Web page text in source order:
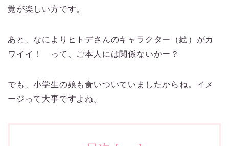
覚が楽しい方です。
あと、なによりヒトデさんのキャラクター（絵）がカ
ワイイ！ って、ご本人には関係ないかー？
でも、小学生の娘も食いついていましたからね。イメ
ージって大事ですよね。